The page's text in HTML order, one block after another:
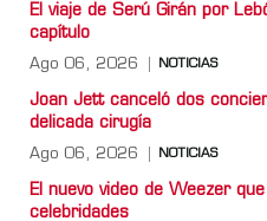
El viaje de Serú Girán por
capítulo
Ago 06, 2026 NOTICIAS
Joan Jett canceló dos
delicada cirugía
Ago 06, 2026 NOTICIAS
El nuevo video de Weezer
celebridades